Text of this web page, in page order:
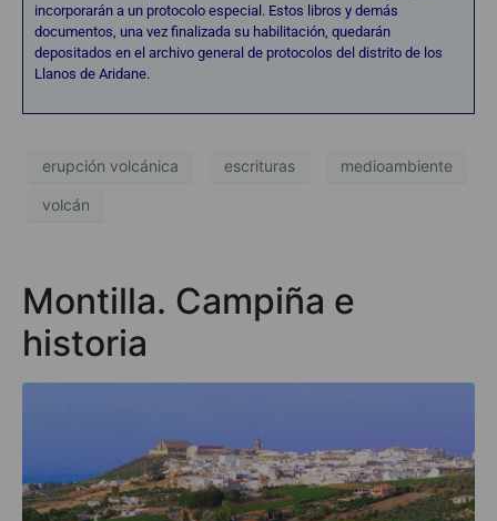
incorporarán a un protocolo especial. Estos libros y demás
documentos, una vez finalizada su habilitación, quedarán
depositados en el archivo general de protocolos del distrito de los
Llanos de Aridane.
erupción volcánica escrituras medioambiente
volcán
Montilla. Campiña e
historia